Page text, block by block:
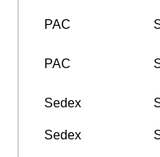
PAC
PAC
Sedex
Sedex